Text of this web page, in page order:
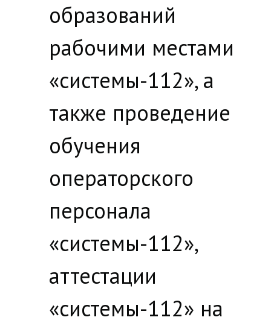
образований
рабочими местами
«системы-112», а
также проведение
обучения
операторского
персонала
«системы-112»,
аттестации
«системы-112» на